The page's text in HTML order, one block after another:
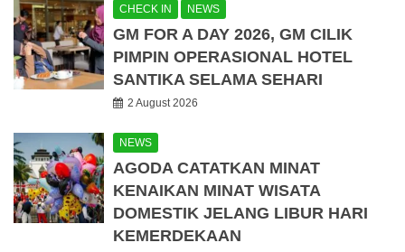
CHECK IN NEWS
GM FOR A DAY 2026, GM CILIK
PIMPIN OPERASIONAL HOTEL
SANTIKA SELAMA SEHARI
2 August 2026
NEWS
AGODA CATATKAN MINAT
KENAIKAN MINAT WISATA
DOMESTIK JELANG LIBUR HARI
KEMERDEKAAN